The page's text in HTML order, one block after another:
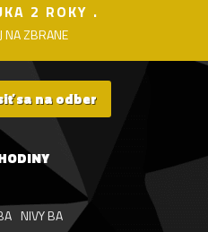
2 ROKY .
NA ZBRANE
sa na odber
NIVY BA